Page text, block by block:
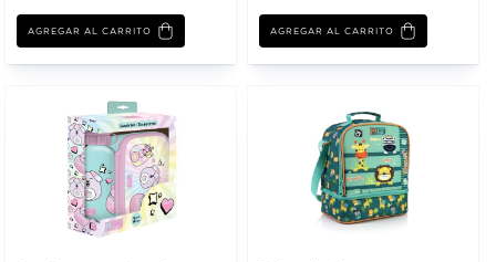
AGREGAR AL CARRITO AGREGAR AL CARRITO